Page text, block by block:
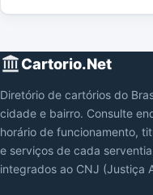
Cartorio.Net
Diretório de cartórios do
cidade e bairro. Consulte
horário de funcionamento,
e serviços de cada
integrados ao CNJ (Justiça